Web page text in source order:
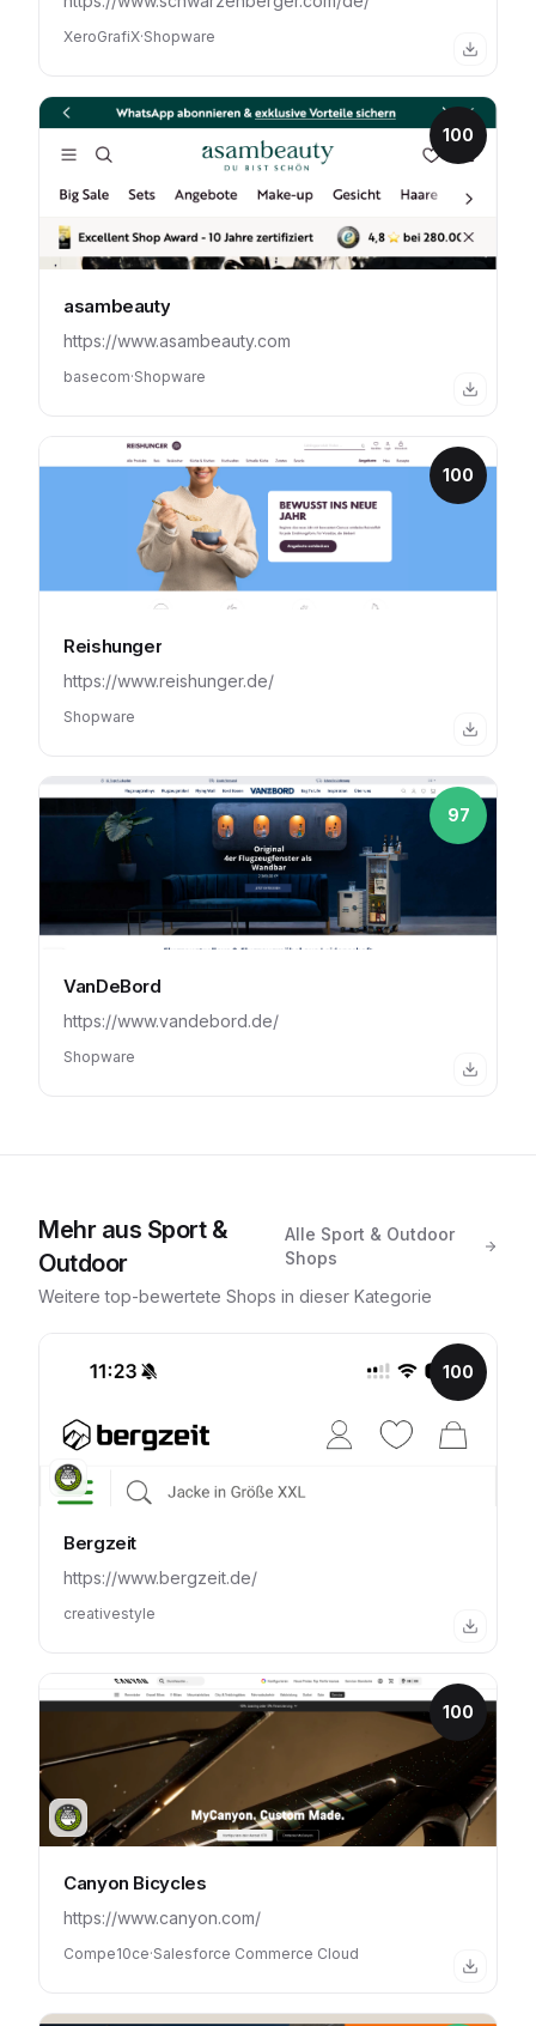
XeroGrafiX·Shopware
100
asambeauty
https://www.asambeauty.com
basecom·Shopware
100
Reishunger
https://www.reishunger.de/
Shopware
97
VanDeBord
https://www.vandebord.de/
Shopware
Mehr aus Sport &
Outdoor
Alle Sport & Outdoor
Shops
Weitere top-bewertete Shops in dieser Kategorie
100
Bergzeit
https://www.bergzeit.de/
creativestyle
100
Canyon Bicycles
https://www.canyon.com/
Compe10ce·Salesforce Commerce Cloud